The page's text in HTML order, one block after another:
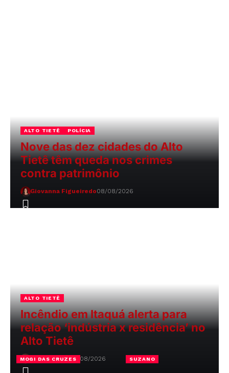
ALTO TIETÊ POLÍCIA
Nove das dez cidades do Alto
Tietê têm queda nos crimes
contra patrimônio
Giovanna Figueiredo08/08/2026
ALTO TIETÊ
Incêndio em Itaquá alerta para
relação ‘indústria x residência’ no
Alto Tietê
Felipe Alves 08/08/2026
MOGI DAS CRUZES SUZANO